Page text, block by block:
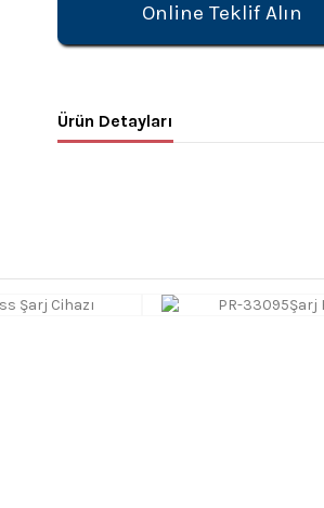
Online Teklif Alın
Ürün Detayları